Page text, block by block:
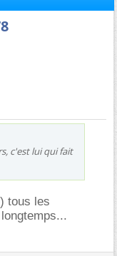
c'est lui qui fait
tous les